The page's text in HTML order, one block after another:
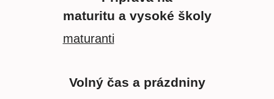
maturitu a vysoké školy
maturanti
Volný čas a prázdniny